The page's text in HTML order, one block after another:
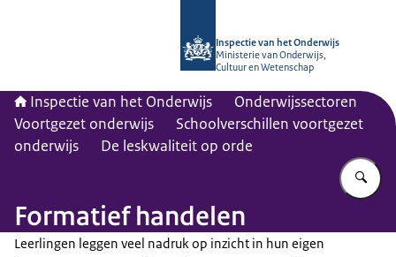
Inspectie van het Onderwijs
Ministerie van Onderwijs,
Cultuur en Wetenschap
Inspectie van het Onderwijs
Onderwijssectoren
Voortgezet onderwijs
Schoolverschillen voortgezet
onderwijs
De leskwaliteit op orde
Formatief handelen
Leerlingen leggen veel nadruk op inzicht in hun eigen